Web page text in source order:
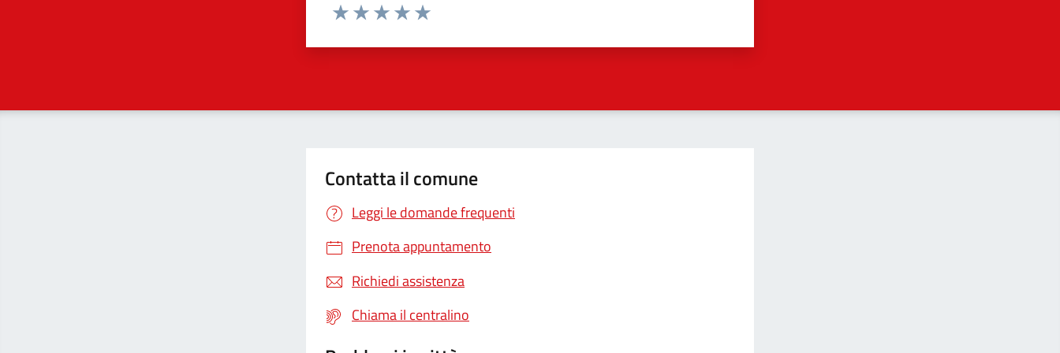
Valuta da 1 a 5 stelle la pagina
Contatta il comune
Leggi le domande frequenti
Prenota appuntamento
Richiedi assistenza
Chiama il centralino